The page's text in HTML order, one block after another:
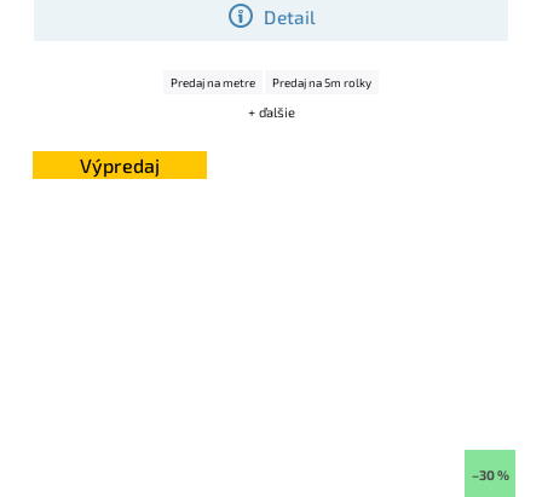
Detail
Predaj na metre Predaj na 5m rolky
+ ďalšie
Výpredaj
–30 %